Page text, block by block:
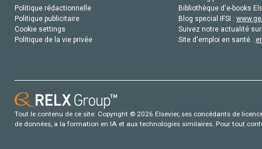
Politique rédactionnelle
Politique publicitaire
Cookie settings
Politique de la vie privée
Bibliothèque d'e-books
Blog special IFSI :
Suivez notre actualité
Site d'emploi en santé :
Tout le contenu de ce site: Copyright © 2026 Elsevier, ses concédants de
de données, a la formation en IA et aux technologies similaires. Pour tout